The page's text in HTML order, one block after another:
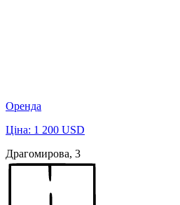
Оренда
Ціна: 1 200 USD
Драгомирова, 3